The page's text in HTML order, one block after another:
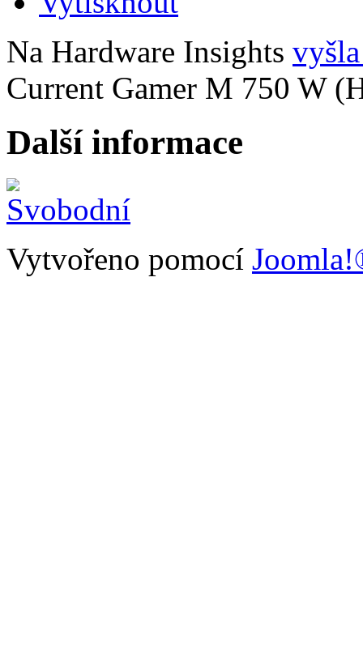
Na Hardware Insights
Current Gamer M 750 W
Další informace
Vytvořeno pomocí